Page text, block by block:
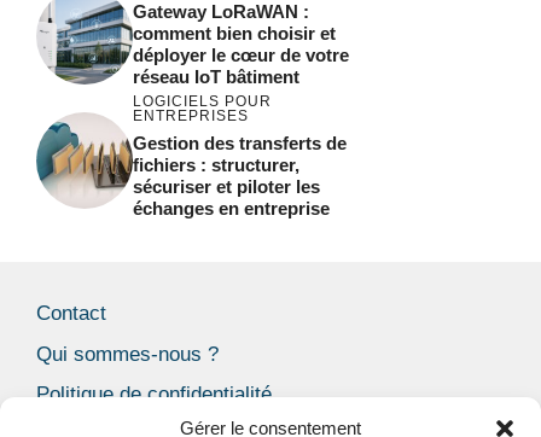
Gérer le consentement
Gateway LoRaWAN :
comment bien choisir et
déployer le cœur de votre
réseau IoT bâtiment
LOGICIELS POUR
ENTREPRISES
Gestion des transferts de
fichiers : structurer,
sécuriser et piloter les
échanges en entreprise
Contact
Qui sommes-nous ?
Politique de confidentialité